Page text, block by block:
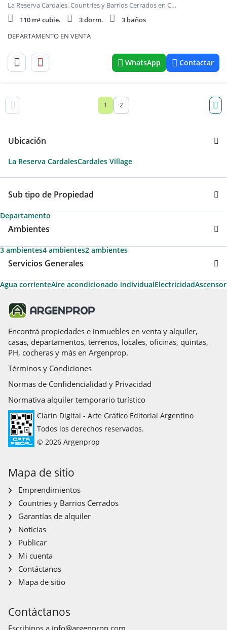
La Reserva Cardales, Countries y Barrios Cerrados en Campana
110 m² cubie.
3 dorm.
3 baños
DEPARTAMENTO EN VENTA
WhatsApp Contactar
1 2
Ubicación
La Reserva CardalesCardales Village
Sub tipo de Propiedad
Departamento
Ambientes
3 ambientes4 ambientes2 ambientes
Servicios Generales
Agua corrienteAire acondicionado individualElectricidadAscensor
Ascensores principales Cable Gas natural Ascensores de servicio
Apto CréditoPiletaPermite Mascotas
Encontrá propiedades e inmuebles en venta y alquiler,
casas, departamentos, terrenos, locales, oficinas, quintas,
PH, cocheras y más en Argenprop.
Términos y Condiciones
Normas de Confidencialidad y Privacidad
Normativa alquiler temporario turístico
Clarín Digital - Arte Gráfico Editorial Argentino
Todos los derechos reservados.
© 2026 Argenprop
Mapa de sitio
Emprendimientos
Countries y Barrios Cerrados
Garantías de alquiler
Noticias
Publicar
Mi cuenta
Contáctanos
Mapa de sitio
Contáctanos
Escribinos a info@argenprop.com